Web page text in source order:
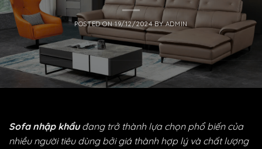
POSTED ON19/12/2024 BYADMIN
Sofa nhập khẩuđang trở thành lựa chọn phổ biến của
nhiều người tiêu dùng bởi giá thành hợp lý và chất lượng